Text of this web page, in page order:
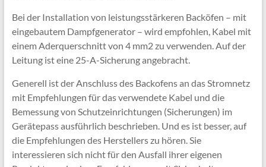
Bei der Installation von leistungsstärkeren Backöfen – mit
eingebautem Dampfgenerator – wird empfohlen, Kabel mit
einem Aderquerschnitt von 4 mm2 zu verwenden. Auf der
Leitung ist eine 25-A-Sicherung angebracht.
Generell ist der Anschluss des Backofens an das Stromnetz
mit Empfehlungen für das verwendete Kabel und die
Bemessung von Schutzeinrichtungen (Sicherungen) im
Gerätepass ausführlich beschrieben. Und es ist besser, auf
die Empfehlungen des Herstellers zu hören. Sie
interessieren sich nicht für den Ausfall ihrer eigenen